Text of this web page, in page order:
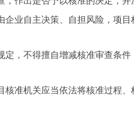
业自主决策、自担风险，项目
，不得擅自增减核准审查条件
准机关应当依法将核准过程、